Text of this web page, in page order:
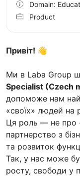
Привіт! 👋
Ми в Laba Group
Specialist (Czech
допоможе нам
«своїх» людей на
Ця роль — не про
партнерство з
та розвиток
Так, у нас може
росту, свободи у
Domain:
Product